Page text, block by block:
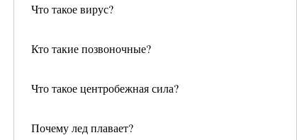
Что такое вирус?
Кто такие позвоночные?
Что такое центробежная сила?
Почему лед плавает?